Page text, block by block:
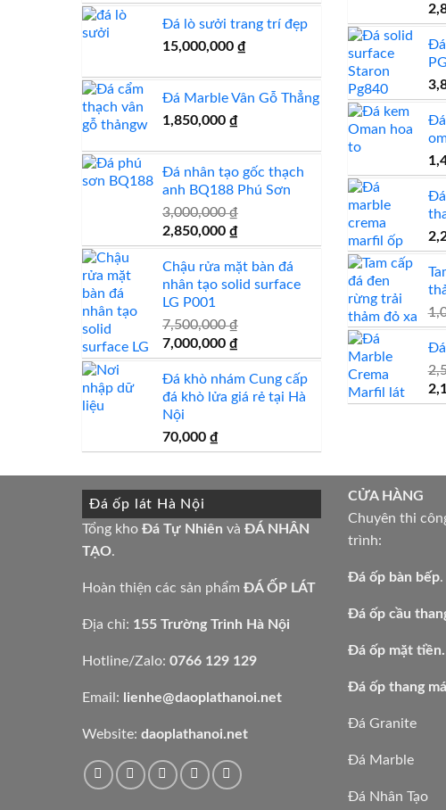
Đá lò sưởi trang trí đẹp
15,000,000 ₫
Đá Marble Vân Gỗ Thẳng
1,850,000 ₫
Đá nhân tạo gốc thạch
anh BQ188 Phú Sơn
3,000,000₫
Giá
gốc
là:
3,000,000 ₫.
2,850,000 ₫Giá
hiện
tại
là:
Chậu rửa mặt bàn đá
nhân tạo solid surface
LG P001
7,500,000₫
Giá
gốc
là:
7,500,000 ₫.
7,000,000 ₫Giá
hiện
tại
là:
Đá khò nhám Cung cấp
đá khò lửa giá rẻ tại Hà
Nội
70,000 ₫
là:
Đá
Giá
Đá ốp lát Hà Nội
Tổng kho Đá Tự Nhiên và ĐÁ NHÂN
TẠO.
Hoàn thiện các sản phẩm ĐÁ ỐP LÁT
Địa chỉ: 155 Trường Trinh Hà Nội
Hotline/Zalo: 0766 129 129
Email: lienhe@daoplathanoi.net
Website: daoplathanoi.net
CỬA HÀNG
Chuyên thi
trình:
Đá ốp bàn bếp.
Đá ốp cầu
Đá ốp mặt tiền.
Đá ốp thang
Đá Granite
Đá Marble
Đá Nhân Tạo